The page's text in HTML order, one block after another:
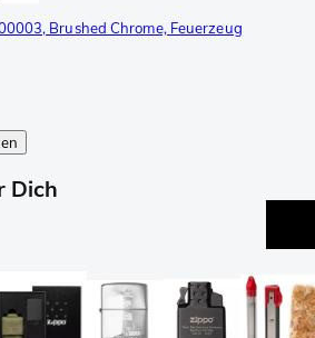
Brushed Chrome, Feuerzeug
Dich